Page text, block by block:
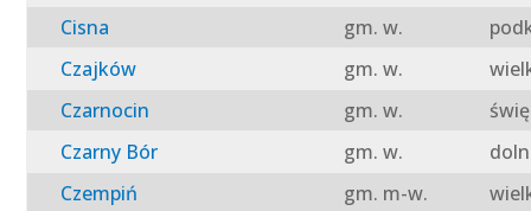
Cisna
gm. w.
Czajków
gm. w.
Czarnocin
gm. w.
Czarny Bór
gm. w.
Czempiń
gm. m-w.